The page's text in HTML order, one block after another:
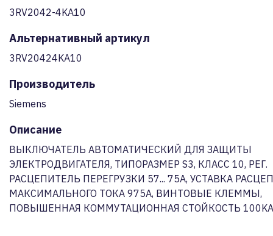
3RV2042-4KA10
Альтернативный артикул
3RV20424KA10
Производитель
Siemens
Описание
ВЫКЛЮЧАТЕЛЬ АВТОМАТИЧЕСКИЙ ДЛЯ ЗАЩИТЫ
ЭЛЕКТРОДВИГАТЕЛЯ, ТИПОРАЗМЕР S3, КЛАСС 10, РЕГ.
РАСЦЕПИТЕЛЬ ПЕРЕГРУЗКИ 57... 75A, УСТАВКА
МАКСИМАЛЬНОГО ТОКА 975A, ВИНТОВЫЕ КЛЕММЫ,
ПОВЫШЕННАЯ КОММУТАЦИОННАЯ СТОЙКОСТЬ 100KA